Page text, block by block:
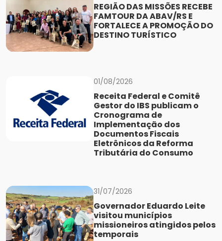
REGIÃO DAS MISSÕES RECEBE
FAMTOUR DA ABAV/RS E
FORTALECE A PROMOÇÃO DO
DESTINO TURÍSTICO
01/08/2026
Receita Federal e Comitê
Gestor do IBS publicam o
Cronograma de
Implementação dos
Documentos Fiscais
Eletrônicos da Reforma
Tributária do Consumo
31/07/2026
Governador Eduardo Leite
visitou municípios
missioneiros atingidos pelos
temporais